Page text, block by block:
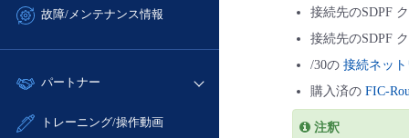
管理機能
サポート
管理機能
すべてのメニューを見る
ネットワーク
サポート
すべてのメニューを見る
- 初期設定・確認
- ユーザー機能の管理
- バックアップ
- IoT
故障/メンテナンス情報
サービス稼働状況
故障/メンテナンス履歴
定期メンテナンス
パートナー
販売パートナー向けプログラム
トレーニング/操作動画
接続先のSDPF
接続先のSDPF
/30の 接続ネッ
購入済の FIC-
注釈